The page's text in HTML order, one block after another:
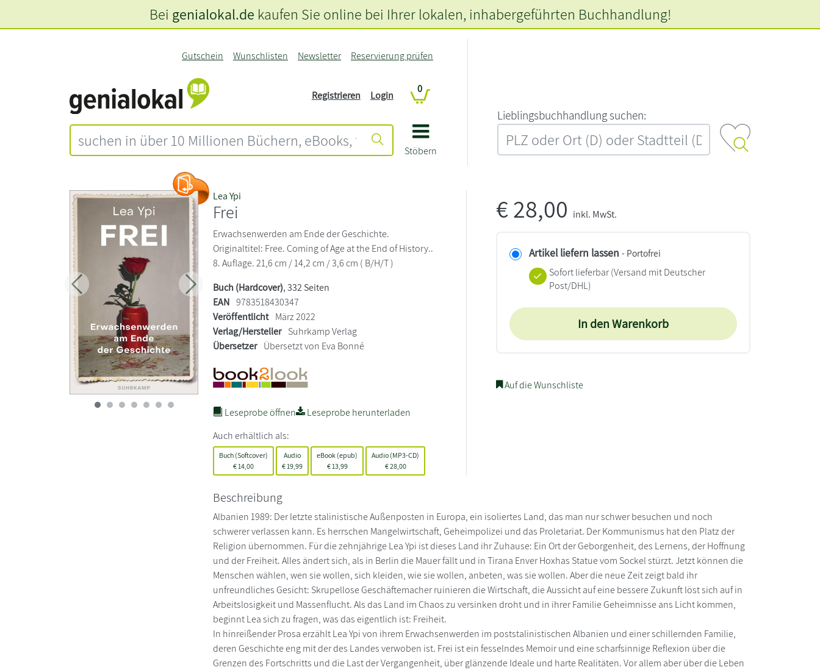
Stöbern
Gutschein Wunschlisten Newsletter Reservierung prüfen
Registrieren Login
0
L‍i‍e‍b‍l‍i‍n‍g‍s‍b‍u‍c‍h‍h‍a‍n‍d‍l‍u‍n‍g‍ ‍s‍u‍c‍h‍e‍n‍:‍
Bei genialokal.de kaufen Sie online bei Ihrer lokalen, inhabergeführten Buchhandlung!
Zurück Weiter
Lea Ypi
Frei
Erwachsenwerden am Ende der Geschichte.
Originaltitel: Free. Coming of Age at the End of History..
8. Auflage. 21,6 cm / 14,2 cm / 3,6 cm ( B/H/T )
Buch (Hardcover), 332 Seiten
EAN 9783518430347
Veröffentlicht März 2022
Verlag/Hersteller Suhrkamp Verlag
Übersetzer Übersetzt von Eva Bonné
Leseprobe öffnen
Leseprobe herunterladen
Auch erhältlich als:
Buch (Softcover)
€ 14,00
Audio
€ 19,99
eBook (epub)
€13,99
Audio (MP3-CD)
€28,00
€28,00 inkl. MwSt.
Artikel liefern lassen - Portofrei
Sofort lieferbar(Versand mit Deutscher
Post/DHL)
In den Warenkorb
Auf die Wunschliste
Beschreibung
Albanien 1989: Der letzte stalinistische Außenposten in Europa, ein isoliertes Land, das man nur schwer besuchen und noch
schwerer verlassen kann. Es herrschen Mangelwirtschaft, Geheimpolizei und das Proletariat. Der Kommunismus hat den Platz der
Religion übernommen. Für die zehnjährige Lea Ypi ist dieses Land ihr Zuhause: Ein Ort der Geborgenheit, des Lernens, der Hoffnung
und der Freiheit. Alles ändert sich, als in Berlin die Mauer fällt und in Tirana Enver Hoxhas Statue vom Sockel stürzt. Jetzt können die
Menschen wählen, wen sie wollen, sich kleiden, wie sie wollen, anbeten, was sie wollen. Aber die neue Zeit zeigt bald ihr
unfreundliches Gesicht: Skrupellose Geschäftemacher ruinieren die Wirtschaft, die Aussicht auf eine bessere Zukunft löst sich auf in
Arbeitslosigkeit und Massenflucht. Als das Land im Chaos zu versinken droht und in ihrer Familie Geheimnisse ans Licht kommen,
beginnt Lea sich zu fragen, was das eigentlich ist: Freiheit.
In hinreißender Prosa erzählt Lea Ypi von ihrem Erwachsenwerden im poststalinistischen Albanien und einer schillernden Familie,
deren Geschichte eng mit der des Landes verwoben ist. Frei ist ein fesselndes Memoir und eine scharfsinnige Reflexion über die
Grenzen des Fortschritts und die Last der Vergangenheit, über glänzende Ideale und harte Realitäten. Vor allem aber über die Leben